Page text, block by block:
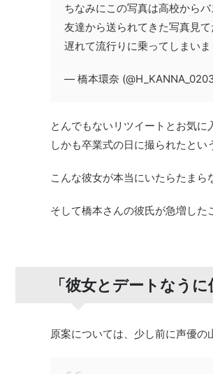
ちなみにこの写真は高校から
友達から送られてきた写真見
遅れて流行りに乗ってしまい
— 橋本環奈
とんでもないリツイートとお気に
しかも卒業式の日に撮られたとい
こんな彼女が本当にいたらたまら
そして橋本さんの彼氏が急増した
「彼女とデートなう
原案については、少し前に声優の